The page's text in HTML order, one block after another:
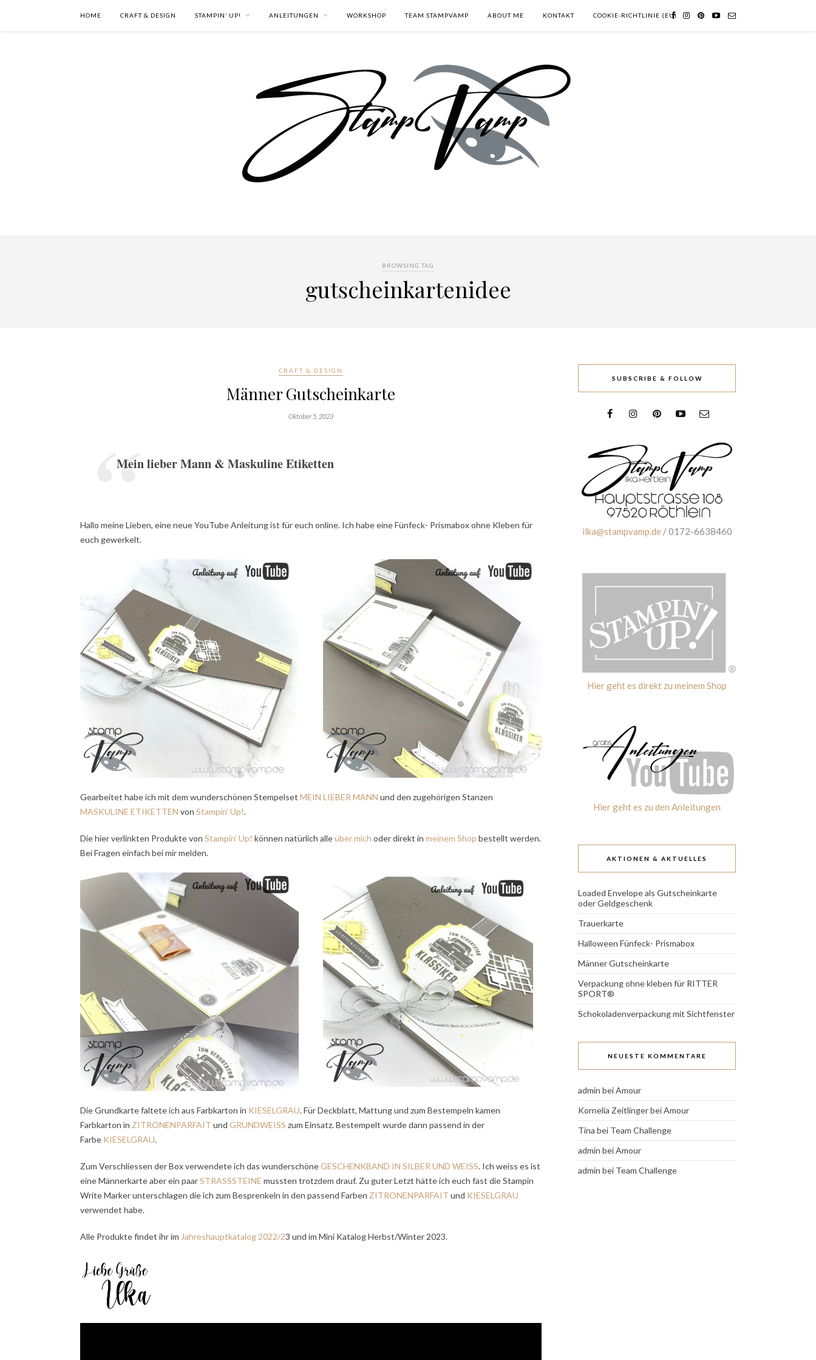
HOME CRAFT & DESIGN STAMPIN’ UP! ANLEITUNGEN WORKSHOP TEAM STAMPVAMP ABOUT ME KONTAKT COOKIE-RICHTLINIE (EU)
BROWSING TAG
gutscheinkartenidee
CRAFT & DESIGN
Männer Gutscheinkarte
Oktober 5, 2023
Mein lieber Mann & Maskuline Etiketten
Hallo meine Lieben, eine neue YouTube Anleitung ist für euch online. Ich habe eine Fünfeck- Prismabox ohne Kleben für
euch gewerkelt.
Gearbeitet habe ich mit dem wunderschönen Stempelset MEIN LIEBER MANN und den zugehörigen Stanzen
MASKULINE ETIKETTEN von Stampin’ Up!.
Die hier verlinkten Produkte von Stampin’ Up! können natürlich alleüber mich oder direkt in meinem Shop bestellt werden.
Bei Fragen einfach bei mir melden.
Die Grundkarte faltete ich aus Farbkarton in KIESELGRAU. Für Deckblatt, Mattung und zum Bestempeln kamen
Farbkarton in ZITRONENPARFAIT und GRUNDWEISS zum Einsatz. Bestempelt wurde dann passend in der
Farbe KIESELGRAU.
Zum Verschliessen der Box verwendete ich das wunderschöneGESCHENKBAND IN SILBER UND WEISS. Ich weiss es ist
eine Männerkarte aber ein paarSTRASSSTEINE mussten trotzdem drauf. Zu guter Letzt hätte ich euch fast die Stampin
Write Marker unterschlagen die ich zum Besprenkeln in den passend Farben ZITRONENPARFAIT und KIESELGRAU
verwendet habe.
Alle Produkte findet ihr im Jahreshauptkatalog 2022/23 und im Mini Katalog Herbst/Winter 2023.
SUBSCRIBE & FOLLOW
ilka@stampvamp.de/ 0172-6638460
Hier geht es direkt zu meinem Shop
Hier geht es zu den Anleitungen
AKTIONEN & AKTUELLES
Loaded Envelope als Gutscheinkarte
oder Geldgeschenk
Trauerkarte
Halloween Fünfeck- Prismabox
Männer Gutscheinkarte
Verpackung ohne kleben für RITTER
SPORT®
Schokoladenverpackung mit Sichtfenster
NEUESTE KOMMENTARE
admin beiAmour
Kornelia ZeitlingerbeiAmour
Tina bei Team Challenge
admin beiAmour
admin bei Team Challenge